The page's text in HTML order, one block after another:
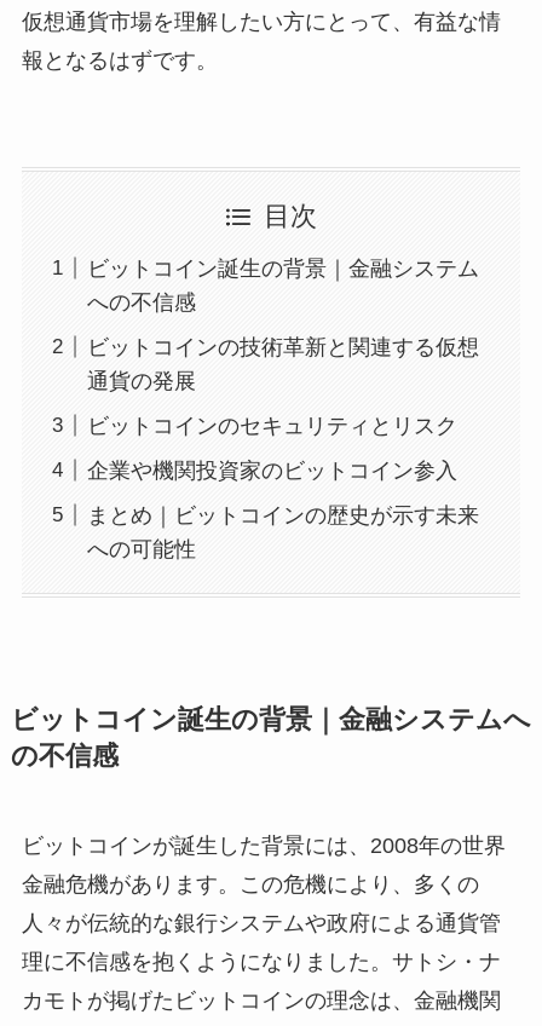
仮想通貨市場を理解したい方にとって、有益な情
報となるはずです。
目次
ビットコイン誕生の背景｜金融システム
への不信感
ビットコインの技術革新と関連する仮想
通貨の発展
ビットコインのセキュリティとリスク
企業や機関投資家のビットコイン参入
まとめ｜ビットコインの歴史が示す未来
への可能性
ビットコイン誕生の背景｜金融システムへ
の不信感
ビットコインが誕生した背景には、2008年の世界
金融危機があります。この危機により、多くの
人々が伝統的な銀行システムや政府による通貨管
理に不信感を抱くようになりました。サトシ・ナ
カモトが掲げたビットコインの理念は、金融機関